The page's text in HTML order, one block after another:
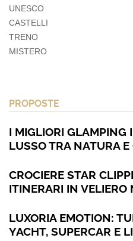
UNESCO
CASTELLI
TRENO
MISTERO
PROPOSTE
I MIGLIORI GLAMPING
LUSSO TRA NATURA E
CROCIERE STAR
ITINERARI IN VELIERO
LUXORIA EMOTION:
YACHT, SUPERCAR E